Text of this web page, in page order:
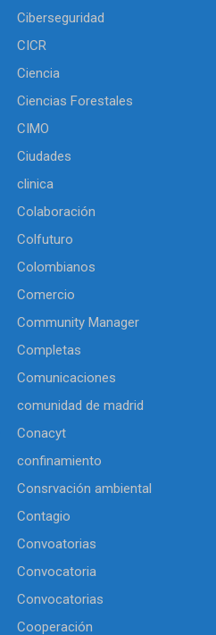
Ciberseguridad
CICR
Ciencia
Ciencias Forestales
CIMO
Ciudades
clinica
Colaboración
Colfuturo
Colombianos
Comercio
Community Manager
Completas
Comunicaciones
comunidad de madrid
Conacyt
confinamiento
Consrvación ambiental
Contagio
Convoatorias
Convocatoria
Convocatorias
Cooperación